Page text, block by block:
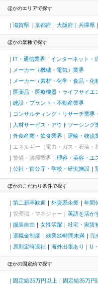
ほかのエリアで探す
滋賀県 京都府 大阪府 兵庫県
ほかの業種で探す
IT・通信業界
インターネット・
メーカー（機械・電気）業界
メーカー（素材・化学・食品・化
医薬品・医療機器・ライフサイエ
建設・プラント・不動産業界
コンサルティング・リサーチ業界
人材サービス・アウトソーシング
外食産業・飲食業界
運輸・物流
エネルギー（電力・ガス・石油・
警備・清掃業界
理容・美容・エ
公社・官公庁・学校・研究施設
ほかのこだわり条件で探す
第二新卒歓迎 外資系企業 年間
管理職・マネジャー
英語を活か
服装自由
女性活躍 社宅・家賃
退職金制度
残業20時間未満 完
原則定時退社
海外出張あり U
ほかの固定給で探す
固定給25万円以上 固定給35万円